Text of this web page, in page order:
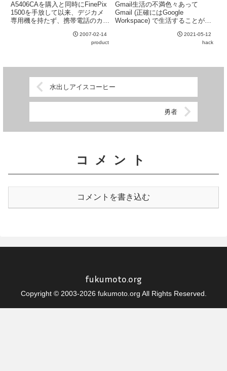
A5406CAを購入と同時にFinePix
1500を手放して以来、デジカメ
専用機を持たず、携帯電話のカメ
良かったのだが、持ち歩くものを
あまり増やしたくない充電が必要
2007-02-14
product
Gmail生活の不満色々あって
Gmail (正確にはGoogle
Workspace) で生活することが増
スでも十分に使えるのだが、使い
込んでいくと痒いところに手が届
2021-05-12
hack
水出しアイスコーヒー
勇者
コメント
コメントを書き込む
fukumoto.org
Copyright © 2003-2026 fukumoto.org All Rights Reserved.